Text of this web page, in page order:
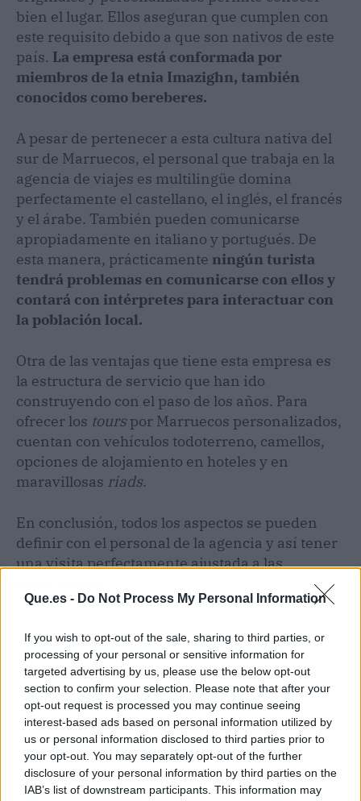
Que.es - Do Not Process My Personal Information
If you wish to opt-out of the sale, sharing to third parties, or
processing of your personal or sensitive information for
targeted advertising by us, please use the below opt-out
section to confirm your selection. Please note that after your
opt-out request is processed you may continue seeing
interest-based ads based on personal information utilized by
us or personal information disclosed to third parties prior to
your opt-out. You may separately opt-out of the further
disclosure of your personal information by third parties on the
IAB’s list of downstream participants. This information may
bien el lugar. Ellos aseguran que cumplen con
este requisito debido a que son nativos de este
país. La empresa está conformada por
miembros de la etnia Imazighn, también
conocidos como bereberes.
A pesar de pertenecer a esta cultura nativa del
sur de Marruecos, el personal que trabaja en la
agencia de viajes es multilingüe domina
perfectamente el castellano, el inglés, el francés
y el árabe. También pueden comunicarse
apropiadamente en italiano y portugués. De
esta manera, prácticamente ningún turista
tendrá problemas en comunicarse con ellos y
contará con intérpretes para interactuar con
la población local.
Otra de las ventajas que tiene esta empresa es
la estructura de servicio que han ido
construyendo con el paso de los años. Para
ofrecer los tourspor Marruecos personalizados,
cuentan con vehículos todoterreno, camellos,
opciones de alojamiento en hoteles y en
maravillosas riads.
En conclusión, todos los aspectos se pueden
definir con el personal de la agencia y así tener
una visita perfectamente ajustada a las